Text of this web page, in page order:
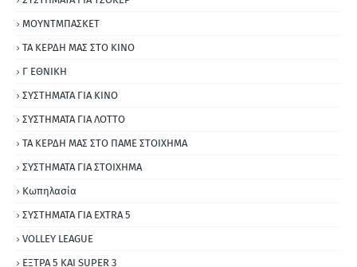
ΜΟΥΝΤΜΠΑΣΚΕΤ
ΤΑ ΚΕΡΔΗ ΜΑΣ ΣΤΟ ΚΙΝΟ
Γ ΕΘΝΙΚΗ
ΣΥΣΤΗΜΑΤΑ ΓΙΑ ΚΙΝΟ
ΣΥΣΤΗΜΑΤΑ ΓΙΑ ΛΟΤΤΟ
ΤΑ ΚΕΡΔΗ ΜΑΣ ΣΤΟ ΠΑΜΕ ΣΤΟΙΧΗΜΑ
ΣΥΣΤΗΜΑΤΑ ΓΙΑ ΣΤΟΙΧΗΜΑ
Κωπηλασία
ΣΥΣΤΗΜΑΤΑ ΓΙΑ ΕΧΤRΑ 5
VOLLEY LEAGUE
ΕΞΤΡΑ 5 ΚΑΙ SUPER 3